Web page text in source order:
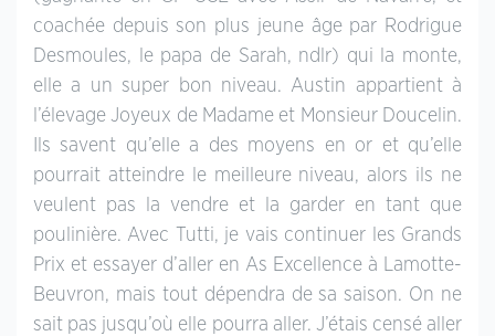
coachée depuis son plus jeune âge par Rodrigue
Desmoules, le papa de Sarah, ndlr) qui la monte,
elle a un super bon niveau. Austin appartient à
l’élevage Joyeux de Madame et Monsieur Doucelin.
Ils savent qu’elle a des moyens en or et qu’elle
pourrait atteindre le meilleure niveau, alors ils ne
veulent pas la vendre et la garder en tant que
poulinière. Avec Tutti, je vais continuer les Grands
Prix et essayer d’aller en As Excellence à Lamotte-
Beuvron, mais tout dépendra de sa saison. On ne
sait pas jusqu’où elle pourra aller. J’étais censé aller